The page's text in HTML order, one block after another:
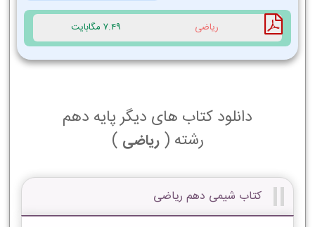
ریاضی 7.49 مگابایت
دانلود کتاب های دیگر پایه دهم
رشته (ریاضی )
کتاب شیمی دهم ریاضی